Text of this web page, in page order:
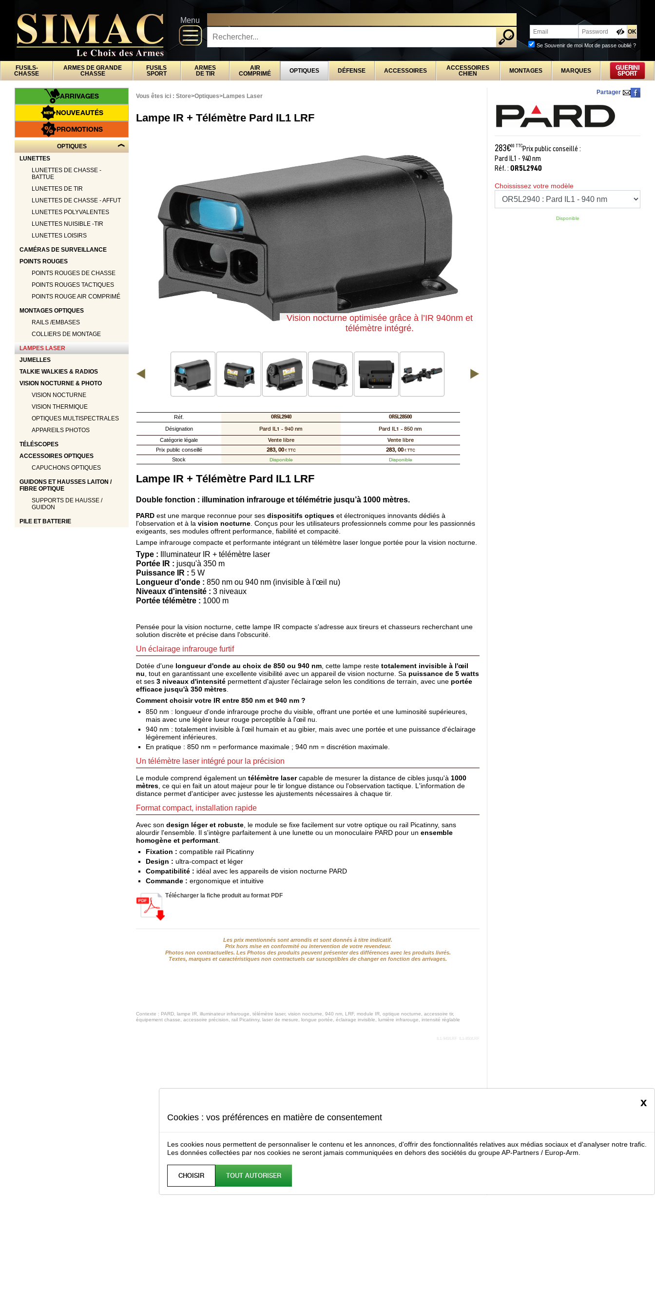
Menu
Arrivages
Nouveautés
Promotions
Packs
Top
ventes
Fusils-
chasse
‣
Armes
De
Chasse
‣
Sport‣
De Tir‣
Air
Comprimé
‣
Optiques
‣
Défense
‣
Accessoires
‣
Accessoires
Chien‣
Montages
‣
Sport‣
Accueil
Points
de
vente
Téléchargement
de
Garantie
Fair
Contacts
Mon
compte
accueil
Consulter
mes
listes de
favoris
Fermer
Se Souvenir de moi Mot de passe oublié ?
FUSILS-
CHASSE
ARMES DE GRANDE
CHASSE
FUSILS
SPORT
ARMES
DE TIR
AIR
COMPRIMÉ
OPTIQUES DÉFENSE ACCESSOIRES
ACCESSOIRES
CHIEN
MONTAGES MARQUES
GUERINI
SPORT
Vous êtes ici : Store>Optiques>Lampes Laser
ARRIVAGES
NOUVEAUTÉS
PROMOTIONS
OPTIQUES
LUNETTES
LUNETTES DE CHASSE -
BATTUE
LUNETTES DE TIR
LUNETTES DE CHASSE - AFFUT
LUNETTES POLYVALENTES
LUNETTES NUISIBLE -TIR
LUNETTES LOISIRS
CAMÉRAS DE SURVEILLANCE
POINTS ROUGES
POINTS ROUGES DE CHASSE
POINTS ROUGES TACTIQUES
POINTS ROUGE AIR COMPRIMÉ
MONTAGES OPTIQUES
RAILS /EMBASES
COLLIERS DE MONTAGE
LAMPES LASER
JUMELLES
TALKIE WALKIES & RADIOS
VISION NOCTURNE & PHOTO
VISION NOCTURNE
VISION THERMIQUE
OPTIQUES MULTISPECTRALES
APPAREILS PHOTOS
TÉLÉSCOPES
ACCESSOIRES OPTIQUES
CAPUCHONS OPTIQUES
GUIDONS ET HAUSSES LAITON /
FIBRE OPTIQUE
SUPPORTS DE HAUSSE /
GUIDON
PILE ET BATTERIE
Lampe IR + Télémètre Pard IL1 LRF
Vision nocturne optimisée grâce à l’IR 940nm et
télémètre intégré.
Réf.
Désignation
Catégorie légale
Prix public conseillé
Stock
OR5L2940
Pard IL1 - 940 nm
Vente libre
283, 00€ TTC
Disponible
OR5L28500
Pard IL1 - 850 nm
Vente libre
283, 00€ TTC
Disponible
Lampe IR + Télémètre Pard IL1 LRF
Double fonction : illumination infrarouge et télémétrie jusqu’à 1000 mètres.
PARD est une marque reconnue pour ses dispositifs optiques et électroniques innovants dédiés à
l'observation et à la vision nocturne . Conçus pour les utilisateurs professionnels comme pour les passionnés
exigeants, ses modules offrent performance, fiabilité et compacité.
Lampe infrarouge compacte et performante intégrant un télémètre laser longue portée pour la vision nocturne.
Type : Illuminateur IR + télémètre laser
Portée IR : jusqu'à 350 m
Puissance IR : 5 W
Longueur d'onde : 850 nm ou 940 nm (invisible à l'œil nu)
Niveaux d'intensité : 3 niveaux
Portée télémètre : 1000 m
Pensée pour la vision nocturne, cette lampe IR compacte s'adresse aux tireurs et chasseurs recherchant une
solution discrète et précise dans l'obscurité.
Un éclairage infrarouge furtif
Dotée d'une longueur d'onde au choix de 850 ou 940 nm , cette lampe reste totalement invisible à l'œil
nu , tout en garantissant une excellente visibilité avec un appareil de vision nocturne. Sa puissance de 5 watts
et ses 3 niveaux d'intensité permettent d'ajuster l'éclairage selon les conditions de terrain, avec une portée
efficace jusqu'à 350 mètres
Comment choisir votre IR entre 850 nm et 940 nm ?
850 nm : longueur d'onde infrarouge proche du visible, offrant une portée et une luminosité supérieures,
mais avec une légère lueur rouge perceptible à l'œil nu.
940 nm : totalement invisible à l'œil humain et au gibier, mais avec une portée et une puissance d'éclairage
légèrement inférieures.
En pratique : 850 nm = performance maximale ; 940 nm = discrétion maximale.
Un télémètre laser intégré pour la précision
Le module comprend également un télémètre lasercapable de mesurer la distance de cibles jusqu'à 1000
mètres , ce qui en fait un atout majeur pour le tir longue distance ou l'observation tactique. L'information de
distance permet d'anticiper avec justesse les ajustements nécessaires à chaque tir.
Format compact, installation rapide
Avec son design léger et robuste , le module se fixe facilement sur votre optique ou rail Picatinny, sans
alourdir l'ensemble. Il s'intègre parfaitement à une lunette ou un monoculaire PARD pour un ensemble
homogène et performant
Fixation : compatible rail Picatinny
Design : ultra-compact et léger
Compatibilité : idéal avec les appareils de vision nocturne PARD
Commande : ergonomique et intuitive
Télécharger la fiche produit au format PDF
Les prix mentionnés sont arrondis et sont donnés à titre indicatif.
Prix hors mise en conformité ou intervention de votre revendeur.
Photos non contractuelles. Les Photos des produits peuvent présenter des différences avec les produits livrés.
Textes, marques et caractéristiques non contractuels car susceptibles de changer en fonction des arrivages.
Contexte : PARD, lampe IR, illuminateur infrarouge, télémètre laser, vision nocturne, 940 nm, LRF, module IR, optique nocturne, accessoire tir,
équipement chasse, accessoire précision, rail Picatinny, laser de mesure, longue portée, éclairage invisible, lumière infrarouge, intensité réglable
IL1-940/LRF IL1-850/LRF
Partager
Prix public conseillé :
283€00 TTC
Pard IL1 - 940 nm
Réf. : OR5L2940
Choississez votre modèle
Disponible
Cookies : vos préférences en matière de consentement
x
Les cookies nous permettent de personnaliser le contenu et les annonces, d'offrir des fonctionnalités relatives aux médias sociaux et d'analyser notre trafic.
Les données collectées par nos cookies ne seront jamais communiquées en dehors des sociétés du groupe AP-Partners / Europ-Arm.
CHOISIR TOUT AUTORISER